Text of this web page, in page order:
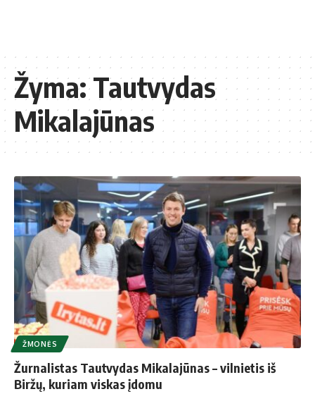
Žyma:Tautvydas
Mikalajūnas
ŽMONĖS
Žurnalistas Tautvydas Mikalajūnas – vilnietis iš
Biržų, ku­riam vis­kas įdo­mu